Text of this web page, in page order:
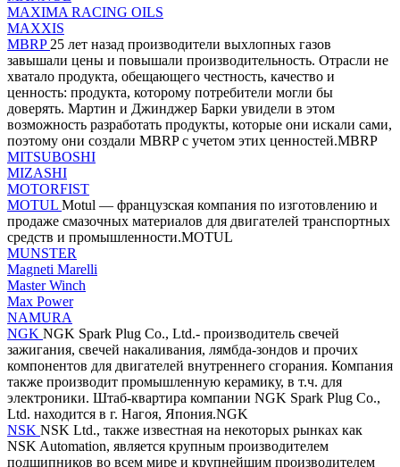
MAXIMA RACING OILS
MAXXIS
MBRP 25 лет назад производители выхлопных газов
завышали цены и повышали производительность. Отрасли не
хватало продукта, обещающего честность, качество и
ценность: продукта, которому потребители могли бы
доверять. Мартин и Джинджер Барки увидели в этом
возможность разработать продукты, которые они искали сами,
поэтому они создали MBRP с учетом этих ценностей.MBRP
MITSUBOSHI
MIZASHI
MOTORFIST
MOTUL Motul — французская компания по изготовлению и
продаже смазочных материалов для двигателей транспортных
средств и промышленности.MOTUL
MUNSTER
Magneti Marelli
Master Winch
Max Power
NAMURA
NGK NGK Spark Plug Co., Ltd.- производитель свечей
зажигания, свечей накаливания, лямбда-зондов и прочих
компонентов для двигателей внутреннего сгорания. Компания
также производит промышленную керамику, в т.ч. для
электроники. Штаб-квартира компании NGK Spark Plug Co.,
Ltd. находится в г. Нагоя, Япония.NGK
NSK NSK Ltd., также известная на некоторых рынках как
NSK Automation, является крупным производителем
подшипников во всем мире и крупнейшим производителем